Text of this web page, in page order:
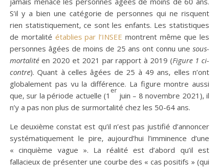
S’il y a bien une catégorie de personnes qui ne risquent
rien statistiquement, ce sont les enfants. Les statistiques
de mortalité établies par l’INSEE montrent même que les
personnes âgées de moins de 25 ans ont connu une sous-
mortalité en 2020 et 2021 par rapport à 2019 (Figure 1 ci-
contre). Quant à celles âgées de 25 à 49 ans, elles n’ont
globalement pas vu la différence. La figure montre aussi
que, sur la période actuelle (1
er
juin – 8 novembre 2021), il
n’y a pas non plus de surmortalité chez les 50-64 ans.
Le deuxième constat est qu’il n’est pas justifié d’annoncer
systématiquement le pire, aujourd’hui l’imminence d’une
« cinquième vague ». La réalité est d’abord qu’il est
fallacieux de présenter une courbe des « cas positifs » (qui